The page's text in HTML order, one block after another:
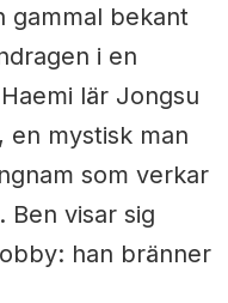
gammal bekant
i en
lär Jongsu
en mystisk man
som verkar
Ben visar sig
han bränner